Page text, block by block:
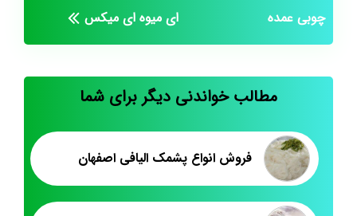
چوبی عمده
ای میوه ای میکس
مطالب خواندنی دیگر برای شما
فروش انواع پشمک الیافی اصفهان